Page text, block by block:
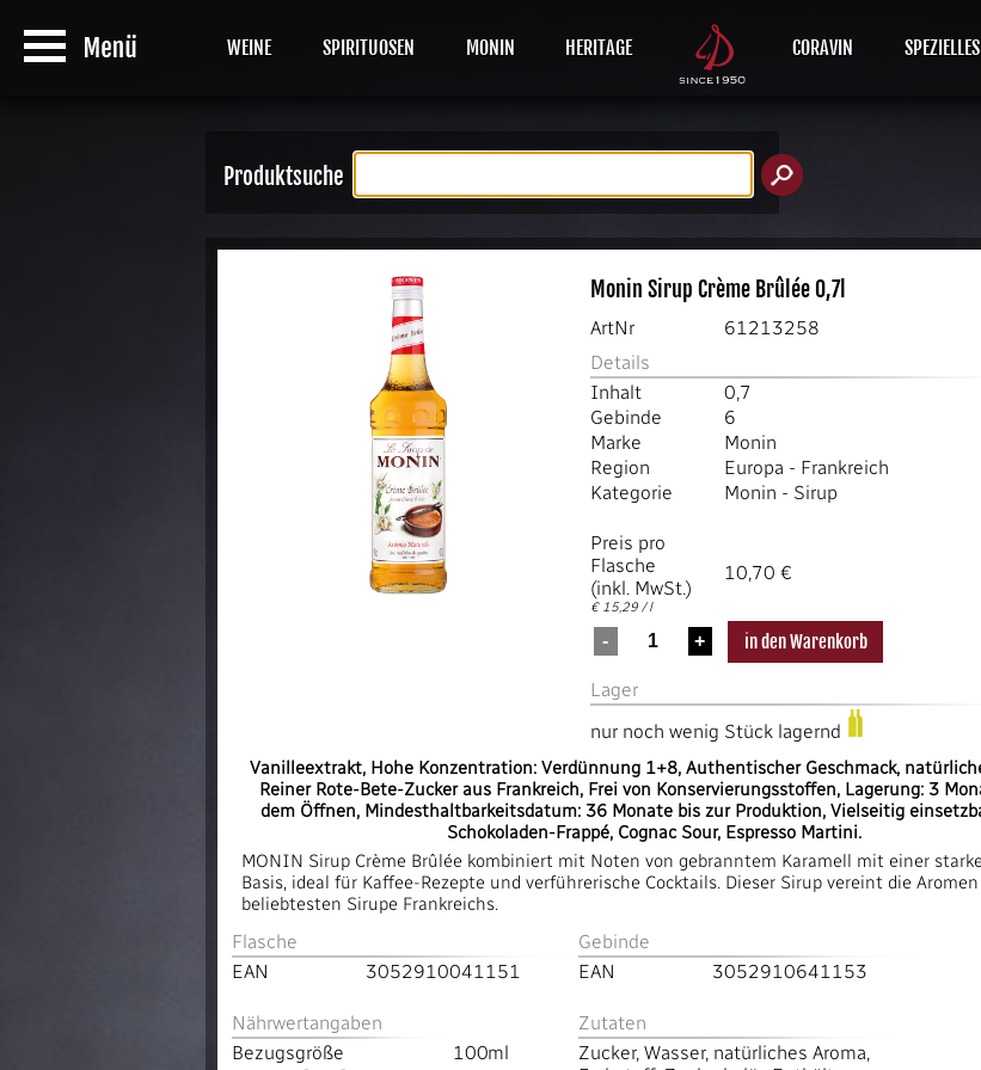
WEINE SPIRITUOSEN MONIN HERITAGE CORAVIN SPEZIELLES
Produktsuche
Monin Sirup Crème Brûlée 0,7l
ArtNr
61213258
Details
Inhalt
0,7
Gebinde
6
Marke
Monin
Region
Europa - Frankreich
Kategorie
Monin - Sirup
Preis pro
Flasche
(inkl. MwSt.)
€ 15,29 / l
10,70 €
Lager
nur noch wenig Stück lagernd
Vanilleextrakt, Hohe Konzentration: Verdünnung 1+8, Authentischer Geschmack,
Reiner Rote-Bete-Zucker aus Frankreich, Frei von Konservierungsstoffen, Lagerung: 3
dem Öffnen, Mindesthaltbarkeitsdatum: 36 Monate bis zur Produktion, Vielseitig
Schokoladen-Frappé, Cognac Sour, Espresso Martini.
MONIN Sirup Crème Brûlée kombiniert mit Noten von gebranntem Karamell mit einer
Basis, ideal für Kaffee-Rezepte und verführerische Cocktails. Dieser Sirup vereint die
beliebtesten Sirupe Frankreichs.
Flasche
EAN
3052910041151
Gebinde
EAN
3052910641153
Nährwertangaben
Bezugsgröße
100ml
Zutaten
Zucker, Wasser, natürliches Aroma,